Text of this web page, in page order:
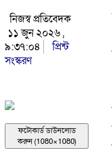
নিজস্ব প্রতিবেদক
১১ জুন ২০২৬ ,
৯:৩৭:০৪
প্রিন্ট
সংস্করণ
ফটোকার্ড ডাউনলোড
করুন (1080×1080)